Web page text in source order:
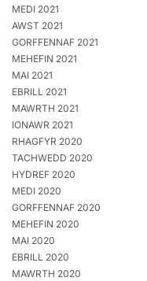
MEDI 2021
AWST 2021
GORFFENNAF 2021
MEHEFIN 2021
MAI 2021
EBRILL 2021
MAWRTH 2021
IONAWR 2021
RHAGFYR 2020
TACHWEDD 2020
HYDREF 2020
MEDI 2020
GORFFENNAF 2020
MEHEFIN 2020
MAI 2020
EBRILL 2020
MAWRTH 2020